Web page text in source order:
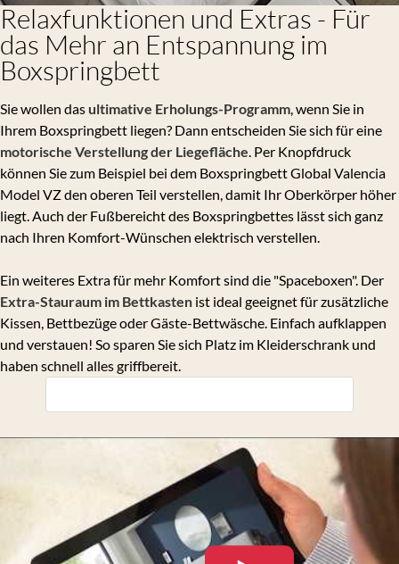
Relaxfunktionen und Extras - Für
das Mehr an Entspannung im
Boxspringbett
Sie wollen das ultimative Erholungs-Programm , wenn Sie in
Ihrem Boxspringbett liegen? Dann entscheiden Sie sich für eine
motorische Verstellung der Liegefläche . Per Knopfdruck
können Sie zum Beispiel bei dem Boxspringbett Global Valencia
Model VZ den oberen Teil verstellen, damit Ihr Oberkörper höher
liegt. Auch der Fußbereicht des Boxspringbettes lässt sich ganz
nach Ihren Komfort-Wünschen elektrisch verstellen.
Ein weiteres Extra für mehr Komfort sind die "Spaceboxen". Der
Extra-Stauraum im Bettkasten ist ideal geeignet für zusätzliche
Kissen, Bettbezüge oder Gäste-Bettwäsche. Einfach aufklappen
und verstauen! So sparen Sie sich Platz im Kleiderschrank und
haben schnell alles griffbereit.